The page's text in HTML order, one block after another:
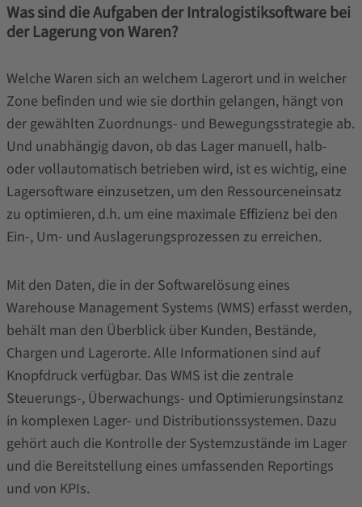
Was sind die Aufgaben der Intralogistiksoftware bei
der Lagerung von Waren?
Welche Waren sich an welchem Lagerort und in welcher
Zone befinden und wie sie dorthin gelangen, hängt von
der gewählten Zuordnungs- und Bewegungsstrategie ab.
Und unabhängig davon, ob das Lager manuell, halb-
oder vollautomatisch betrieben wird, ist es wichtig, eine
Lagersoftware einzusetzen, um den Ressourceneinsatz
zu optimieren, d.h. um eine maximale Effizienz bei den
Ein-, Um- und Auslagerungsprozessen zu erreichen.
Mit den Daten, die in der Softwarelösung eines
Warehouse Management Systems (WMS) erfasst werden,
behält man den Überblick über Kunden, Bestände,
Chargen und Lagerorte. Alle Informationen sind auf
Knopfdruck verfügbar. Das WMS ist die zentrale
Steuerungs-, Überwachungs- und Optimierungsinstanz
in komplexen Lager- und Distributionssystemen. Dazu
gehört auch die Kontrolle der Systemzustände im Lager
und die Bereitstellung eines umfassenden Reportings
und von KPIs.